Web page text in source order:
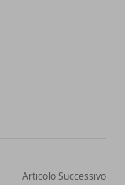
Articolo Successivo